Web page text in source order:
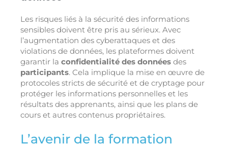
Les risques liés à la sécurité des informations
sensibles doivent être pris au sérieux. Avec
l’augmentation des cyberattaques et des
violations de données, les plateformes doivent
garantir la confidentialité des données des
participants. Cela implique la mise en œuvre de
protocoles stricts de sécurité et de cryptage pour
protéger les informations personnelles et les
résultats des apprenants, ainsi que les plans de
cours et autres contenus propriétaires.
L’avenir de la formation